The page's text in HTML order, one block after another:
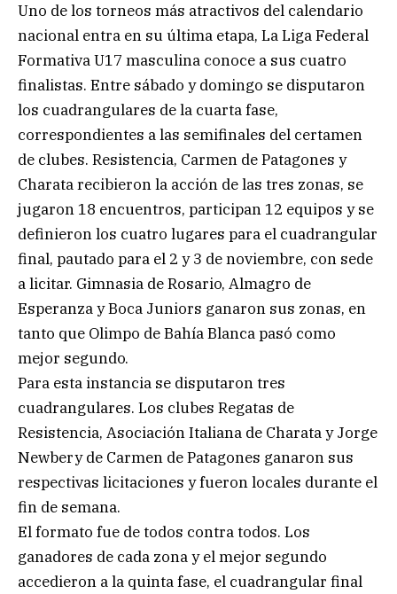
Uno de los torneos más atractivos del calendario
nacional entra en su última etapa, La Liga Federal
Formativa U17 masculina conoce a sus cuatro
finalistas. Entre sábado y domingo se disputaron
los cuadrangulares de la cuarta fase,
correspondientes a las semifinales del certamen
de clubes. Resistencia, Carmen de Patagones y
Charata recibieron la acción de las tres zonas, se
jugaron 18 encuentros, participan 12 equipos y se
definieron los cuatro lugares para el cuadrangular
final, pautado para el 2 y 3 de noviembre, con sede
a licitar. Gimnasia de Rosario, Almagro de
Esperanza y Boca Juniors ganaron sus zonas, en
tanto que Olimpo de Bahía Blanca pasó como
mejor segundo.
Para esta instancia se disputaron tres
cuadrangulares. Los clubes Regatas de
Resistencia, Asociación Italiana de Charata y Jorge
Newbery de Carmen de Patagones ganaron sus
respectivas licitaciones y fueron locales durante el
fin de semana.
El formato fue de todos contra todos. Los
ganadores de cada zona y el mejor segundo
accedieron a la quinta fase, el cuadrangular final